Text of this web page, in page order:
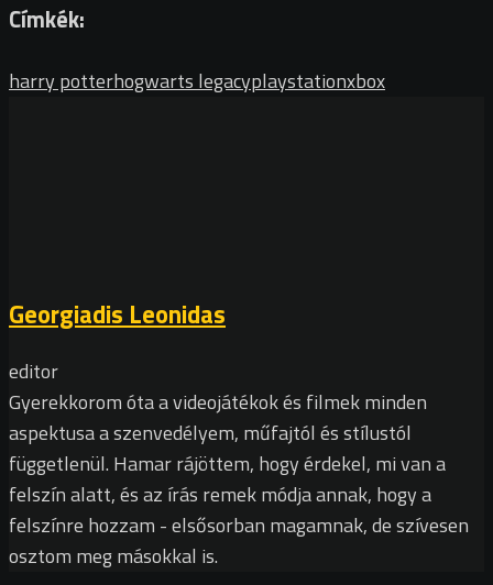
Címkék:
harry potterhogwarts legacyplaystationxbox
Georgiadis Leonidas
editor
Gyerekkorom óta a videojátékok és filmek minden
aspektusa a szenvedélyem, műfajtól és stílustól
függetlenül. Hamar rájöttem, hogy érdekel, mi van a
felszín alatt, és az írás remek módja annak, hogy a
felszínre hozzam - elsősorban magamnak, de szívesen
osztom meg másokkal is.